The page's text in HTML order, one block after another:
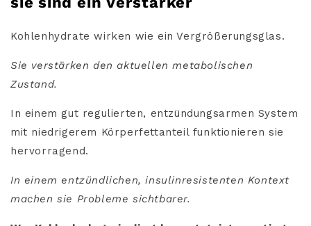
Kohlenhydrate wirken wie ein Vergrößerungsglas.
Sie verstärken den aktuellen metabolischen
Zustand.
In einem gut regulierten, entzündungsarmen System
mit niedrigerem Körperfettanteil funktionieren sie
hervorragend.
In einem entzündlichen, insulinresistenten Kontext
machen sie Probleme sichtbarer.